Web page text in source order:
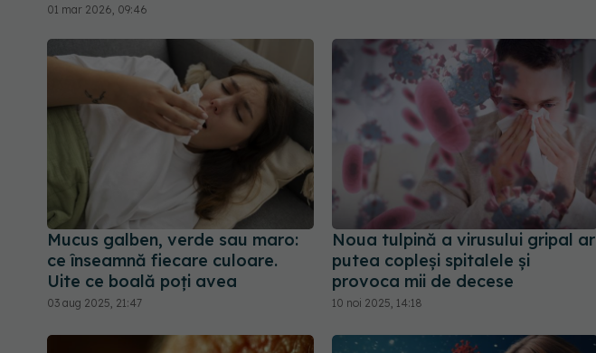
01 mar 2026, 09:46
Mucus galben, verde sau maro:
ce înseamnă fiecare culoare.
Uite ce boală poți avea
03 aug 2025, 21:47
Noua tulpină a virusului gripal ar
putea copleși spitalele și
provoca mii de decese
10 noi 2025, 14:18